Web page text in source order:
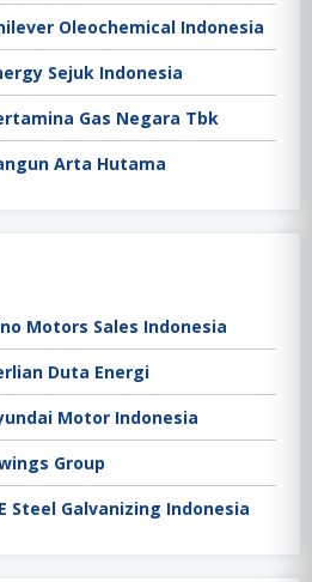
Oleochemical Indonesia
Sejuk Indonesia
Gas Negara Tbk
Arta Hutama
Motors Sales Indonesia
Duta Energi
Motor Indonesia
Group
Steel Galvanizing Indonesia